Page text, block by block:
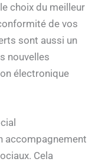
choix du meilleur
de vos
sont aussi un
nouvelles
électronique
accompagnement
Cela